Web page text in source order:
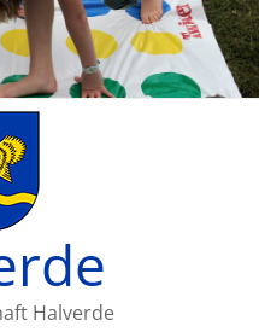
Halverde